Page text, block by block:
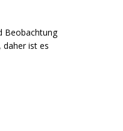
Beobachtung
daher ist es